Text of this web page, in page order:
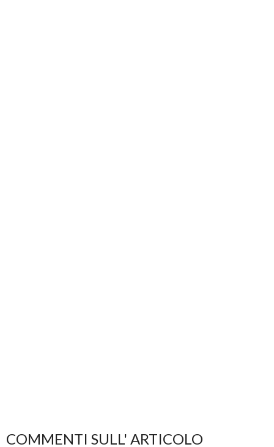
COMMENTI SULL' ARTICOLO